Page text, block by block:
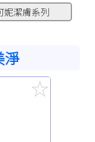
妮潔膚系列
淨